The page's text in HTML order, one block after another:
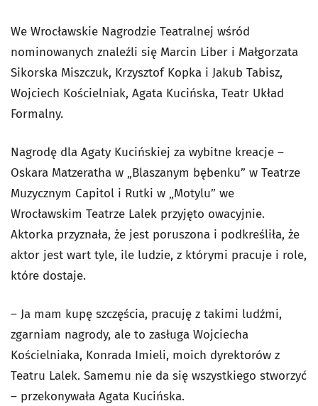
We Wrocławskie Nagrodzie Teatralnej wśród
nominowanych znaleźli się Marcin Liber i Małgorzata
Sikorska Miszczuk, Krzysztof Kopka i Jakub Tabisz,
Wojciech Kościelniak, Agata Kucińska, Teatr Układ
Formalny.
Nagrodę dla Agaty Kucińskiej za wybitne kreacje –
Oskara Matzeratha w „Blaszanym bębenku” w Teatrze
Muzycznym Capitol i Rutki w „Motylu” we
Wrocławskim Teatrze Lalek przyjęto owacyjnie.
Aktorka przyznała, że jest poruszona i podkreśliła, że
aktor jest wart tyle, ile ludzie, z którymi pracuje i role,
które dostaje.
– Ja mam kupę szczęścia, pracuję z takimi ludźmi,
zgarniam nagrody, ale to zasługa Wojciecha
Kościelniaka, Konrada Imieli, moich dyrektorów z
Teatru Lalek. Samemu nie da się wszystkiego stworzyć
– przekonywała Agata Kucińska.